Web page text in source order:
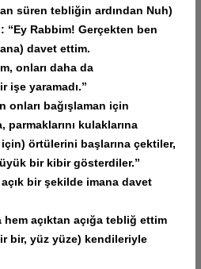
süren tebliğin ardından Nuh)
Rabbim! Gerçekten ben
davet ettim.
onları daha da
işe yaramadı.”
bağışlaman için
parmaklarını kulaklarına
için) örtülerini başlarına çektiler,
bir kibir gösterdiler.”
bir şekilde imana davet
açıktan açığa tebliğ ettim
bir, yüz yüze) kendileriyle